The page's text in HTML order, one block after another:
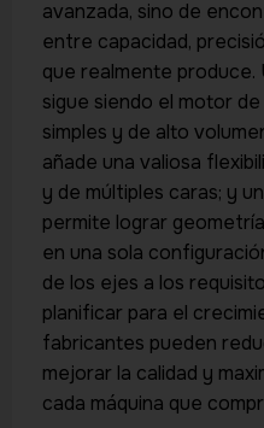
avanzada, sino de
entre capacidad,
que realmente produce.
sigue siendo el motor
simples y de alto
añade una valiosa
y de múltiples caras; y
permite lograr
en una sola
de los ejes a los
planificar para el
fabricantes pueden
mejorar la calidad y
cada máquina que